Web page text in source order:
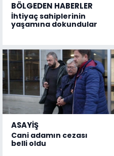
BÖLGEDEN HABERLER
İhtiyaç sahiplerinin
yaşamına dokundular
ASAYİŞ
Cani adamın cezası
belli oldu